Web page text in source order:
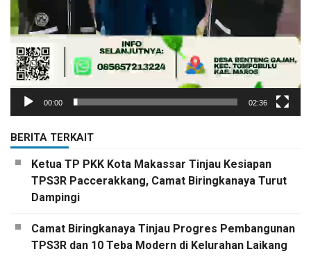
00:00 02:36
BERITA TERKAIT
Ketua TP PKK Kota Makassar Tinjau Kesiapan
TPS3R Paccerakkang, Camat Biringkanaya Turut
Dampingi
Camat Biringkanaya Tinjau Progres Pembangunan
TPS3R dan 10 Teba Modern di Kelurahan Laikang